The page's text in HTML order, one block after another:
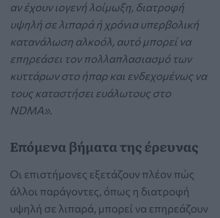
αν έχουν ιογενή λοίμωξη, διατροφή
υψηλή σε λιπαρά ή χρόνια υπερβολική
κατανάλωση αλκοόλ, αυτό μπορεί να
επηρεάσει τον πολλαπλασιασμό των
κυττάρων στο ήπαρ και ενδεχομένως να
τους καταστήσει ευάλωτους στο
NDMA».
Επόμενα βήματα της έρευνας
Οι επιστήμονες εξετάζουν πλέον πώς
άλλοι παράγοντες, όπως η διατροφή
υψηλή σε λιπαρά, μπορεί να επηρεάζουν